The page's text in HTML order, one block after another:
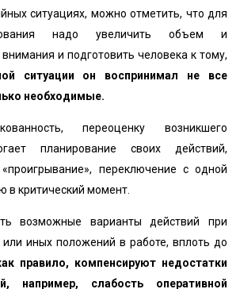
ситуациях, можно отметить, что для
надо увеличить объем и
и подготовить человека к тому,
ситуации он воспринимал не все
необходимые.
переоценку возникшего
планирование своих действий,
переключение с одной
в критический момент.
возможные варианты действий при
или иных положений в работе, вплоть до
правило, компенсируют недостатки
например, слабость оперативной